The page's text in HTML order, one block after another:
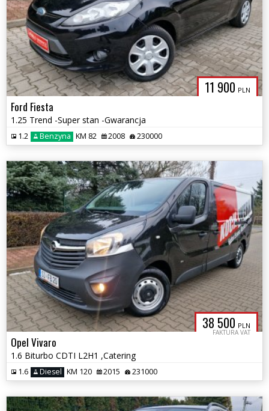
11 900 PLN
Ford Fiesta
1.25 Trend -Super stan -Gwarancja
1.2 Benzyna KM 82 2008 230000
38 500 PLN
FAKTURA VAT
Opel Vivaro
1.6 Biturbo CDTI L2H1 ,Catering
1.6 Diesel KM 120 2015 231000